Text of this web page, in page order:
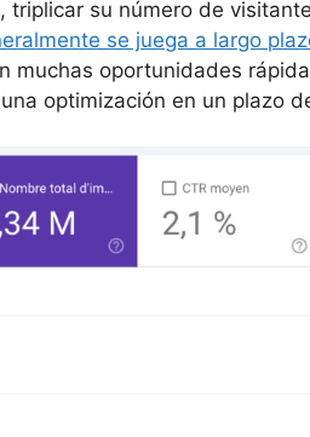
triplicar su número de
se juega a largo
muchas oportunidades
optimización en un plazo